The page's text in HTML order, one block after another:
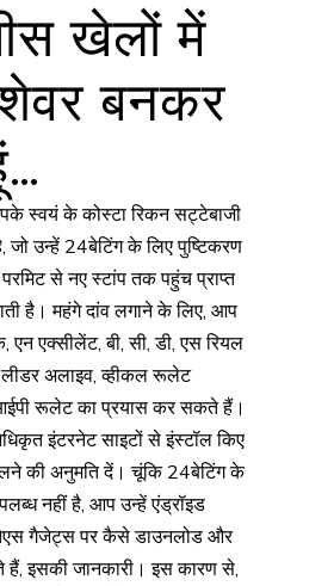
खेलों में
बनकर
स्वयं के कोस्टा रिकन सट्टेबाजी
जो उन्हें 24बेटिंग के लिए पुष्टिकरण
से नए स्टांप तक पहुंच प्राप्त
है। महंगे दांव लगाने के लिए, आप
एक्सीलेंट, बी, सी, डी, एस रियल
अलाइव, व्हीकल रूलेट
रूलेट का प्रयास कर सकते हैं।
इंटरनेट साइटों से इंस्टॉल किए
की अनुमति दें। चूंकि 24बेटिंग के
नहीं है, आप उन्हें एंड्रॉइड
गैजेट्स पर कैसे डाउनलोड और
इसकी जानकारी। इस कारण से,